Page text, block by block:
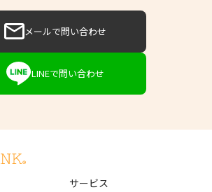
メールで問い合わせ
LINEで問い合わせ
サービス